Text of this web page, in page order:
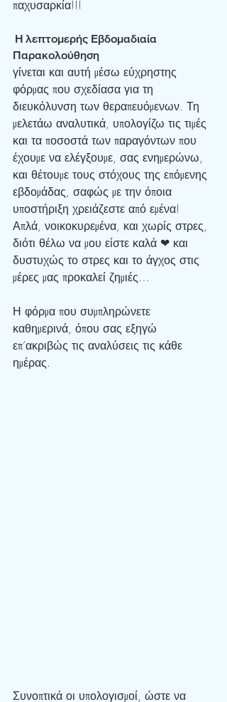
παχυσαρκία!!!
Η λεπτομερής Εβδομαδιαία
Παρακολούθηση
γίνεται και αυτή μέσω εύχρηστης
φόρμας που σχεδίασα για τη
διευκόλυνση των θεραπευόμενων. Τη
μελετάω αναλυτικά, υπολογίζω τις τιμές
και τα ποσοστά των παραγόντων που
έχουμε να ελέγξουμε, σας ενημερώνω,
και θέτουμε τους στόχους της επόμενης
εβδομάδας, σαφώς με την όποια
υποστήριξη χρειάζεστε από εμένα!
Απλά, νοικοκυρεμένα, και χωρίς στρες,
διότι θέλω να μου είστε καλά ❤ και
δυστυχώς το στρες και το άγχος στις
μέρες μας προκαλεί ζημιές…
Η φόρμα που συμπληρώνετε
καθημερινά, όπου σας εξηγώ
επ’ακριβώς τις αναλύσεις τις κάθε
ημέρας.
Συνοπτικά οι υπολογισμοί, ώστε να